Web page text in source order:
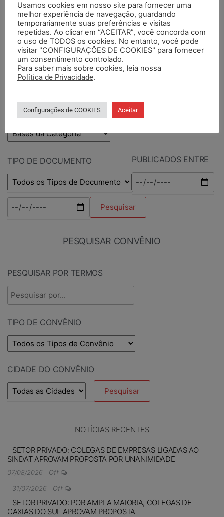
PESQUISAR DOCUMENTOS
PESQUISAR POR TERMOS
BASE DA CATEGORIA
TIPO DE DOCUMENTO PUBLICADOS ENTRE
PESQUISAR CONVÊNIO
PESQUISAR POR TERMOS
TIPO DE CONVÊNIO
CIDADE DO CONVÊNIO
NOTÍCIAS RECENTES
SETOR PRIVADO: COLEGAS DE EMPRESAS LIGADAS AO
SINDAT APROVAM PROPOSTA POR UNANIMIDADE
07/08/2026
Off
31/07/2026
Off
SETOR PRIVADO: POR AMPLA MAIORIA, COLEGAS DE
CAXIAS DO SUL APROVAM PROPOSTA
Usamos cookies em nosso site para fornecer uma
melhor experiência de navegação, guardando
temporariamente suas preferências e visitas
repetidas. Ao clicar em “ACEITAR”, você concorda com
o uso de TODOS os cookies. No entanto, você pode
visitar "CONFIGURAÇÕES DE COOKIES" para fornecer
um consentimento controlado.
Para saber mais sobre cookies, leia nossa
Política de Privacidade.
Configurações de COOKIES Aceitar